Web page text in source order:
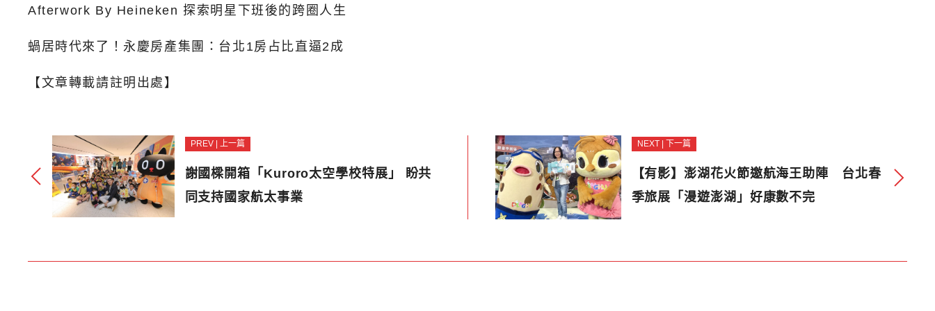
Afterwork By Heineken 探索明星下班後的跨圈人生
蝸居時代來了！永慶房產集團：台北1房占比直逼2成
【文章轉載請註明出處】
PREV | 上一篇
謝國樑開箱「Kuroro太空學校特展」 盼共
同支持國家航太事業
NEXT | 下一篇
【有影】澎湖花火節邀航海王助陣 台北春
季旅展「漫遊澎湖」好康數不完